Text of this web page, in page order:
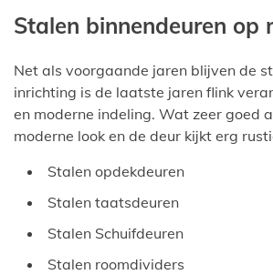
Stalen binnendeuren op
Net als voorgaande jaren blijven de
inrichting is de laatste jaren flink
en moderne indeling. Wat zeer goed
moderne look en de deur kijkt erg
Stalen opdekdeuren
Stalen taatsdeuren
Stalen Schuifdeuren
Stalen roomdividers